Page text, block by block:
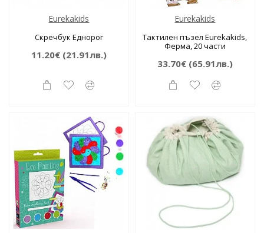
Eurekakids
Скречбук Еднорог
11.20€(21.91лв.)
Eurekakids
Тактилен пъзел Eurekakids,
Ферма, 20 части
33.70€(65.91лв.)